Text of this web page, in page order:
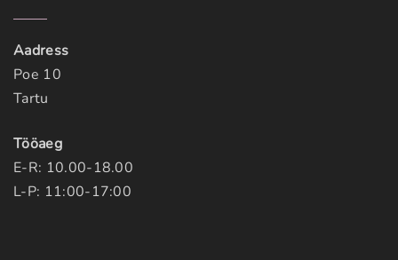
Aadress
Poe 10
Tartu
Tööaeg
E-R: 10.00-18.00
L-P: 11:00-17:00